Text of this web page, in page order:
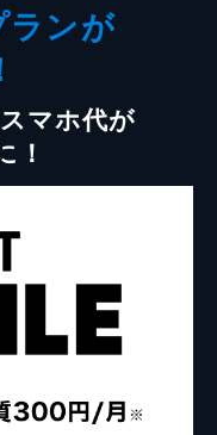
ンが
マホ代が
！